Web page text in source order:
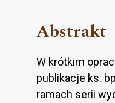
Abstrakt
W krótkim
publikacje ks.
ramach serii